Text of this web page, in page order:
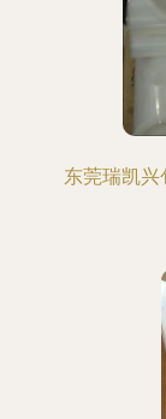
东莞瑞凯兴